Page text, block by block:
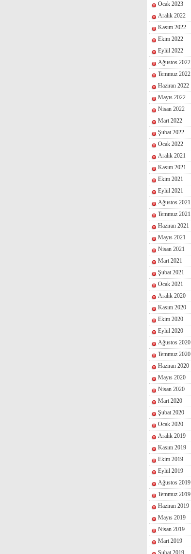
Ocak 2023
Aralık 2022
Kasım 2022
Ekim 2022
Eylül 2022
Ağustos 2022
Temmuz 2022
Haziran 2022
Mayıs 2022
Nisan 2022
Mart 2022
Şubat 2022
Ocak 2022
Aralık 2021
Kasım 2021
Ekim 2021
Eylül 2021
Ağustos 2021
Temmuz 2021
Haziran 2021
Mayıs 2021
Nisan 2021
Mart 2021
Şubat 2021
Ocak 2021
Aralık 2020
Kasım 2020
Ekim 2020
Eylül 2020
Ağustos 2020
Temmuz 2020
Haziran 2020
Mayıs 2020
Nisan 2020
Mart 2020
Şubat 2020
Ocak 2020
Aralık 2019
Kasım 2019
Ekim 2019
Eylül 2019
Ağustos 2019
Temmuz 2019
Haziran 2019
Mayıs 2019
Nisan 2019
Mart 2019
Şubat 2019